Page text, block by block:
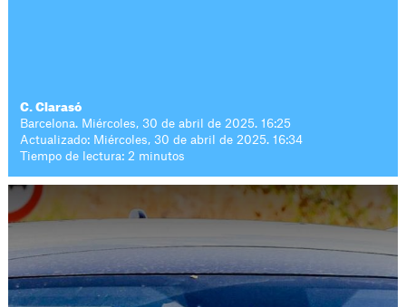
C. Clarasó
Barcelona. Miércoles, 30 de abril de 2025. 16:25
Actualizado: Miércoles, 30 de abril de 2025. 16:34
Tiempo de lectura: 2 minutos